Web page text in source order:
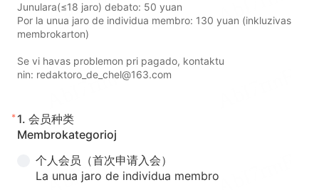
Junulara(≤18 jaro) debato: 50 yuan
Por la unua jaro de individua membro: 130 yuan (inkluzivas
membrokarton)
Se vi havas problemon pri pagado, kontaktu
nin: redaktoro_de_chel@163.com
* 1. 会员种类
Membrokategorioj
个人会员（首次申请入会）
La unua jaro de individua membro